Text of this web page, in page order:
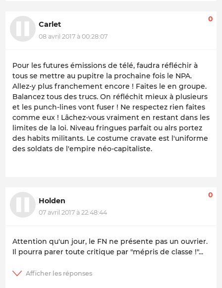
Carlet
08 avril 2017 à 00:28:07
0
Pour les futures émissions de télé, faudra réfléchir à
tous se mettre au pupitre la prochaine fois le NPA.
Allez-y plus franchement encore ! Faites le en groupe.
Balancez tous des trucs. On réfléchit mieux à plusieurs
et les punch-lines vont fuser ! Ne respectez rien faites
comme eux ! Lâchez-vous vraiment en restant dans les
limites de la loi. Niveau fringues parfait ou alrs portez
des habits militants. Le costume cravate est l'uniforme
des soldats de l'empire néo-capitaliste.
Holden
07 avril 2017 à 22:48:44
0
Attention qu'un jour, le FN ne présente pas un ouvrier.
Il pourra parer toute critique par "mépris de classe !"...